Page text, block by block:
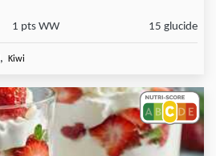
1 pts WW 15 glucide
, Kiwi